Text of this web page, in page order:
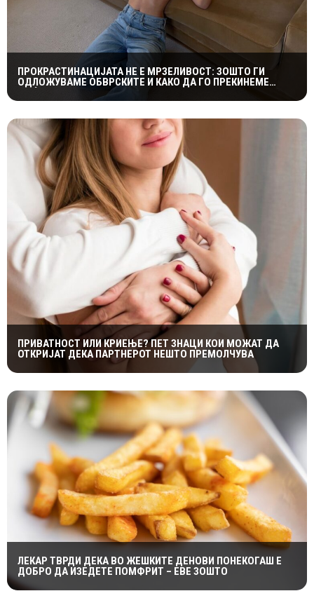
ПРОКРАСТИНАЦИЈАТА НЕ Е МРЗЕЛИВОСТ: ЗОШТО ГИ
ОДЛОЖУВАМЕ ОБВРСКИТЕ И КАКО ДА ГО ПРЕКИНЕМЕ
МАЃЕПСАНИОТ КРУГ
ПРИВАТНОСТ ИЛИ КРИЕЊЕ? ПЕТ ЗНАЦИ КОИ МОЖАТ ДА
ОТКРИЈАТ ДЕКА ПАРТНЕРОТ НЕШТО ПРЕМОЛЧУВА
ЛЕКАР ТВРДИ ДЕКА ВО ЖЕШКИТЕ ДЕНОВИ ПОНЕКОГАШ Е
ДОБРО ДА ИЗЕДЕТЕ ПОМФРИТ – ЕВЕ ЗОШТО